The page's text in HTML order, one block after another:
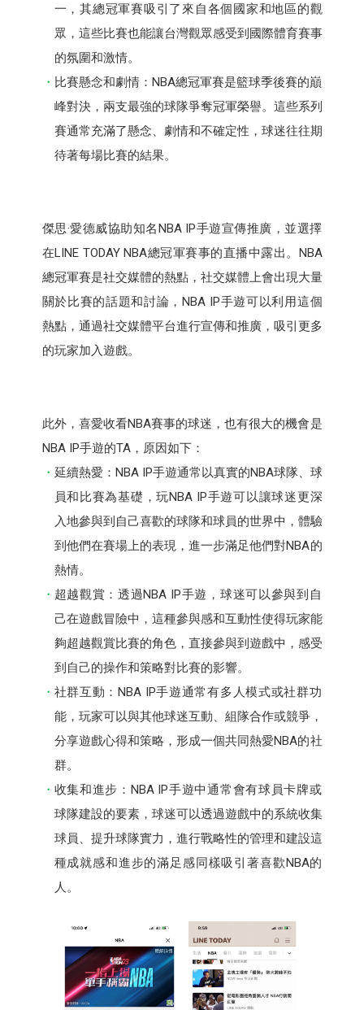
一，其總冠軍賽吸引了來自各個國家和地區的觀
眾，這些比賽也能讓台灣觀眾感受到國際體育賽事
的氛圍和激情。
比賽懸念和劇情：NBA總冠軍賽是籃球季後賽的巔
峰對決，兩支最強的球隊爭奪冠軍榮譽。這些系列
賽通常充滿了懸念、劇情和不確定性，球迷往往期
待著每場比賽的結果。
傑思·愛德威協助知名NBA IP手遊宣傳推廣，並選擇
在LINE TODAY NBA總冠軍賽事的直播中露出。NBA
總冠軍賽是社交媒體的熱點，社交媒體上會出現大量
關於比賽的話題和討論，NBA IP手遊可以利用這個
熱點，通過社交媒體平台進行宣傳和推廣，吸引更多
的玩家加入遊戲。
此外，喜愛收看NBA賽事的球迷，也有很大的機會是
NBA IP手遊的TA，原因如下：
延續熱愛：NBA IP手遊通常以真實的NBA球隊、球
員和比賽為基礎，玩NBA IP手遊可以讓球迷更深
入地參與到自己喜歡的球隊和球員的世界中，體驗
到他們在賽場上的表現，進一步滿足他們對NBA的
熱情。
超越觀賞：透過NBA IP手遊，球迷可以參與到自
己在遊戲冒險中，這種參與感和互動性使得玩家能
夠超越觀賞比賽的角色，直接參與到遊戲中，感受
到自己的操作和策略對比賽的影響。
社群互動：NBA IP手遊通常有多人模式或社群功
能，玩家可以與其他球迷互動、組隊合作或競爭，
分享遊戲心得和策略，形成一個共同熱愛NBA的社
群。
收集和進步：NBA IP手遊中通常會有球員卡牌或
球隊建設的要素，球迷可以透過遊戲中的系統收集
球員、提升球隊實力，進行戰略性的管理和建設這
種成就感和進步的滿足感同樣吸引著喜歡NBA的
人。